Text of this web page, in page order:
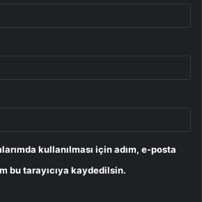
kullanılması için adım, e-posta
bu tarayıcıya kaydedilsin.